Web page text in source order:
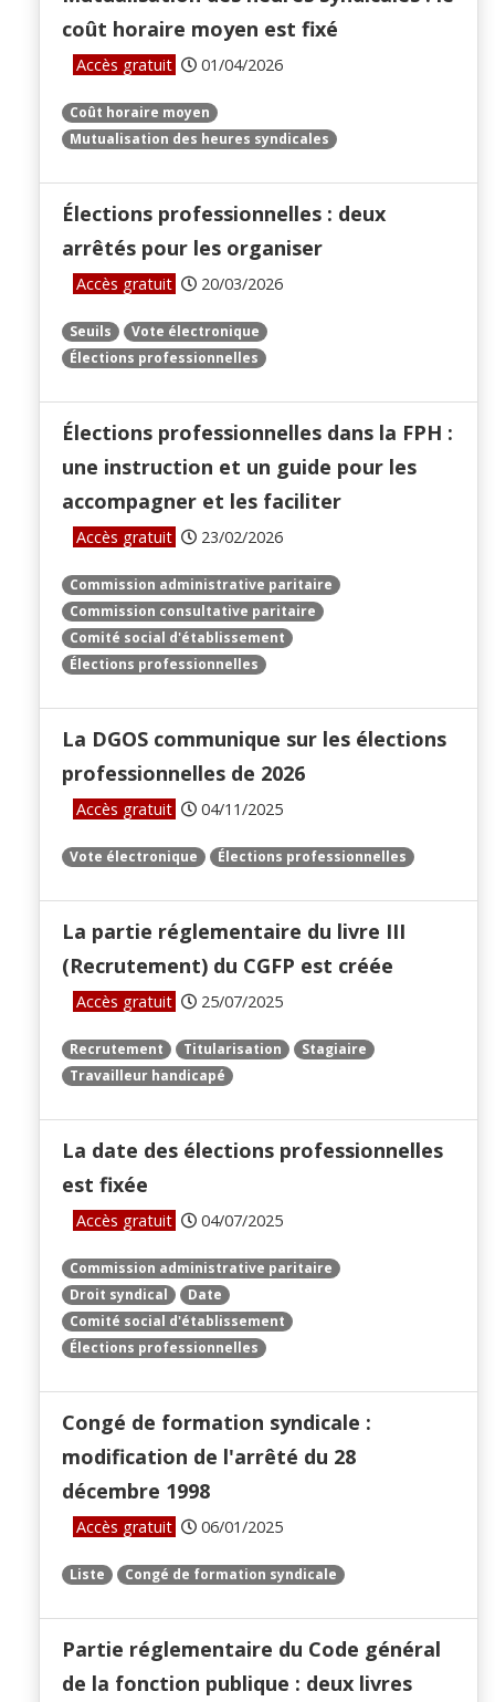
coût horaire moyen est fixé
Accès gratuit 01/04/2026
Coût horaire moyen
Mutualisation des heures syndicales
Élections professionnelles : deux
arrêtés pour les organiser
Accès gratuit 20/03/2026
Seuils
Vote électronique
Élections professionnelles
Élections professionnelles dans la FPH :
une instruction et un guide pour les
accompagner et les faciliter
Accès gratuit 23/02/2026
Commission administrative paritaire
Commission consultative paritaire
Comité social d'établissement
Élections professionnelles
La DGOS communique sur les élections
professionnelles de 2026
Accès gratuit 04/11/2025
Vote électronique Élections professionnelles
La partie réglementaire du livre III
(Recrutement) du CGFP est créée
Accès gratuit 25/07/2025
Recrutement Titularisation
Stagiaire
Travailleur handicapé
La date des élections professionnelles
est fixée
Accès gratuit 04/07/2025
Commission administrative paritaire
Droit syndical
Date
Comité social d'établissement
Élections professionnelles
Congé de formation syndicale :
modification de l'arrêté du 28
décembre 1998
Accès gratuit 06/01/2025
Liste Congé de formation syndicale
Partie réglementaire du Code général
de la fonction publique : deux livres